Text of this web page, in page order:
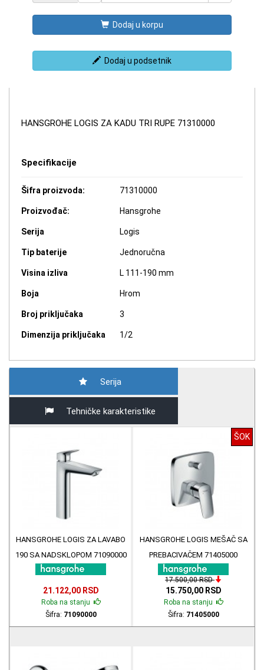
Dodaj u korpu
Dodaj u podsetnik
HANSGROHE LOGIS ZA KADU TRI RUPE 71310000
Specifikacije
Šifra proizvoda: 71310000
Proizvođač: Hansgrohe
Serija Logis
Tip baterije Jednoručna
Visina izliva L 111-190 mm
Boja Hrom
Broj priključaka 3
Dimenzija priključaka 1/2
Serija
Tehničke karakteristike
HANSGROHE LOGIS ZA LAVABO
190 SA NADSKLOPOM 71090000
21.122,00 RSD
Roba na stanju
Šifra: 71090000
ŠOK
HANSGROHE LOGIS MEŠAČ SA
PREBACIVAČEM 71405000
17.500,00 RSD
15.750,00 RSD
Roba na stanju
Šifra: 71405000